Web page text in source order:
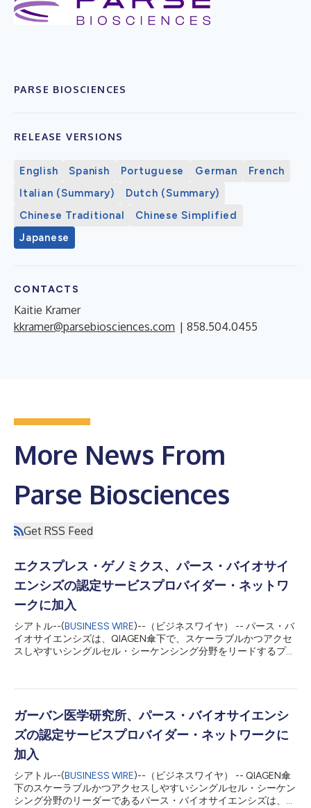
PARSE BIOSCIENCES
RELEASE VERSIONS
English Spanish Portuguese German
French
Italian (Summary)
Dutch (Summary)
Chinese Traditional
Chinese Simplified
Japanese
CONTACTS
Kaitie Kramer
kkramer@parsebiosciences.com | 858.504.0455
More News From
Parse Biosciences
Get RSS Feed
エクスプレス・ゲノミクス、パース・バイオサイ
エンシズの認定サービスプロバイダー・ネットワ
ークに加入
シアトル--(BUSINESS WIRE)--（ビジネスワイヤ） -- パース・バ
イオサイエンシズは、QIAGEN傘下で、スケーラブルかつアクセ
スしやすいシングルセル・シーケンシング分野をリードするプロ
となったことを発表しました。ストックホルムに拠点を置く同社
スのEvercodeシングルセル・シーケンシング製品群を研究者に
提供します。 2022年にカロリンスカ研究所から誕生したエクス
プレス・ゲノミクスは、次世代シーケンシング（NGS）プロジェ
クト向けに、自社で運用する自動化ワークフローを構築してきま
した。CSPプログラムへの加入により、同社のサービス・ライン
アップにEvercodeが加わり、顧客はパースのスプリット-プール
方式のシングルセル技術を直接利用できるようになります。 エ
クスプレス・ゲノミクスの最高経営責任者（CEO）であるクリス
ガーバン医学研究所、パース・バイオサイエンシ
ズの認定サービスプロバイダー・ネットワークに
加入
シアトル--(BUSINESS WIRE)--（ビジネスワイヤ） -- QIAGEN傘
下のスケーラブルかつアクセスしやすいシングルセル・シーケン
シング分野のリーダーであるパース・バイオサイエンシズは、同